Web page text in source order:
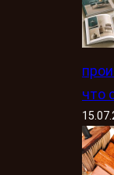
что